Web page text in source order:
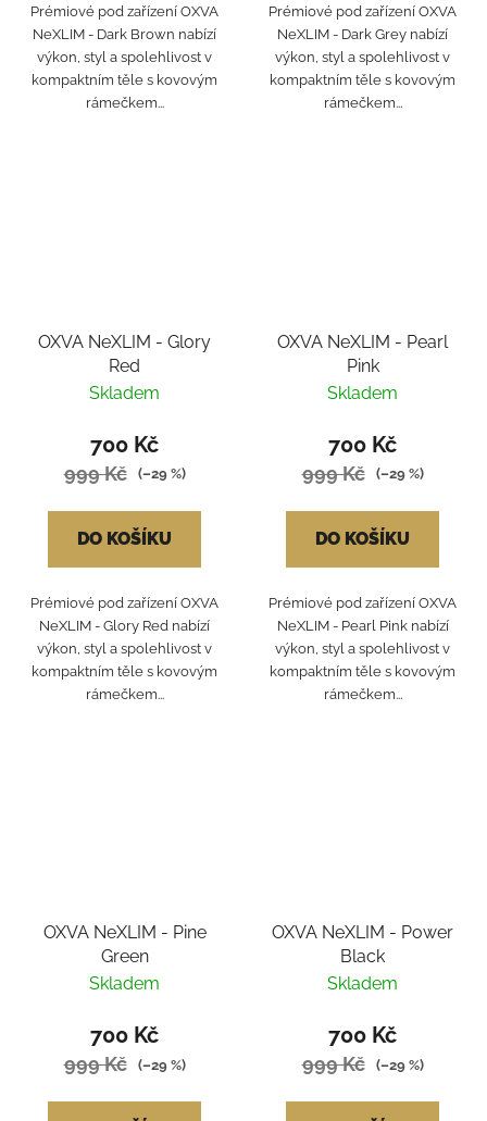
Prémiové pod zařízení OXVA
NeXLIM - Dark Brown nabízí
výkon, styl a spolehlivost v
kompaktním těle s kovovým
rámečkem...
Prémiové pod zařízení OXVA
NeXLIM - Dark Grey nabízí
výkon, styl a spolehlivost v
kompaktním těle s kovovým
rámečkem...
OXVA NeXLIM - Glory
Red
Skladem
700 Kč
999 Kč (–29 %)
DO KOŠÍKU
Prémiové pod zařízení OXVA
NeXLIM - Glory Red nabízí
výkon, styl a spolehlivost v
kompaktním těle s kovovým
rámečkem...
OXVA NeXLIM - Pearl
Pink
Skladem
700 Kč
999 Kč (–29 %)
DO KOŠÍKU
Prémiové pod zařízení OXVA
NeXLIM - Pearl Pink nabízí
výkon, styl a spolehlivost v
kompaktním těle s kovovým
rámečkem...
OXVA NeXLIM - Pine
Green
Skladem
700 Kč
999 Kč (–29 %)
OXVA NeXLIM - Power
Black
Skladem
700 Kč
999 Kč (–29 %)